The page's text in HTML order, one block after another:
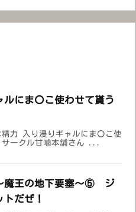
ルにま〇こ使わせて貰う
精力 入り浸りギャルにま〇こ使
サークル甘噛本舗さん ...
魔王の地下要塞〜⑤ ジ
トだぜ！